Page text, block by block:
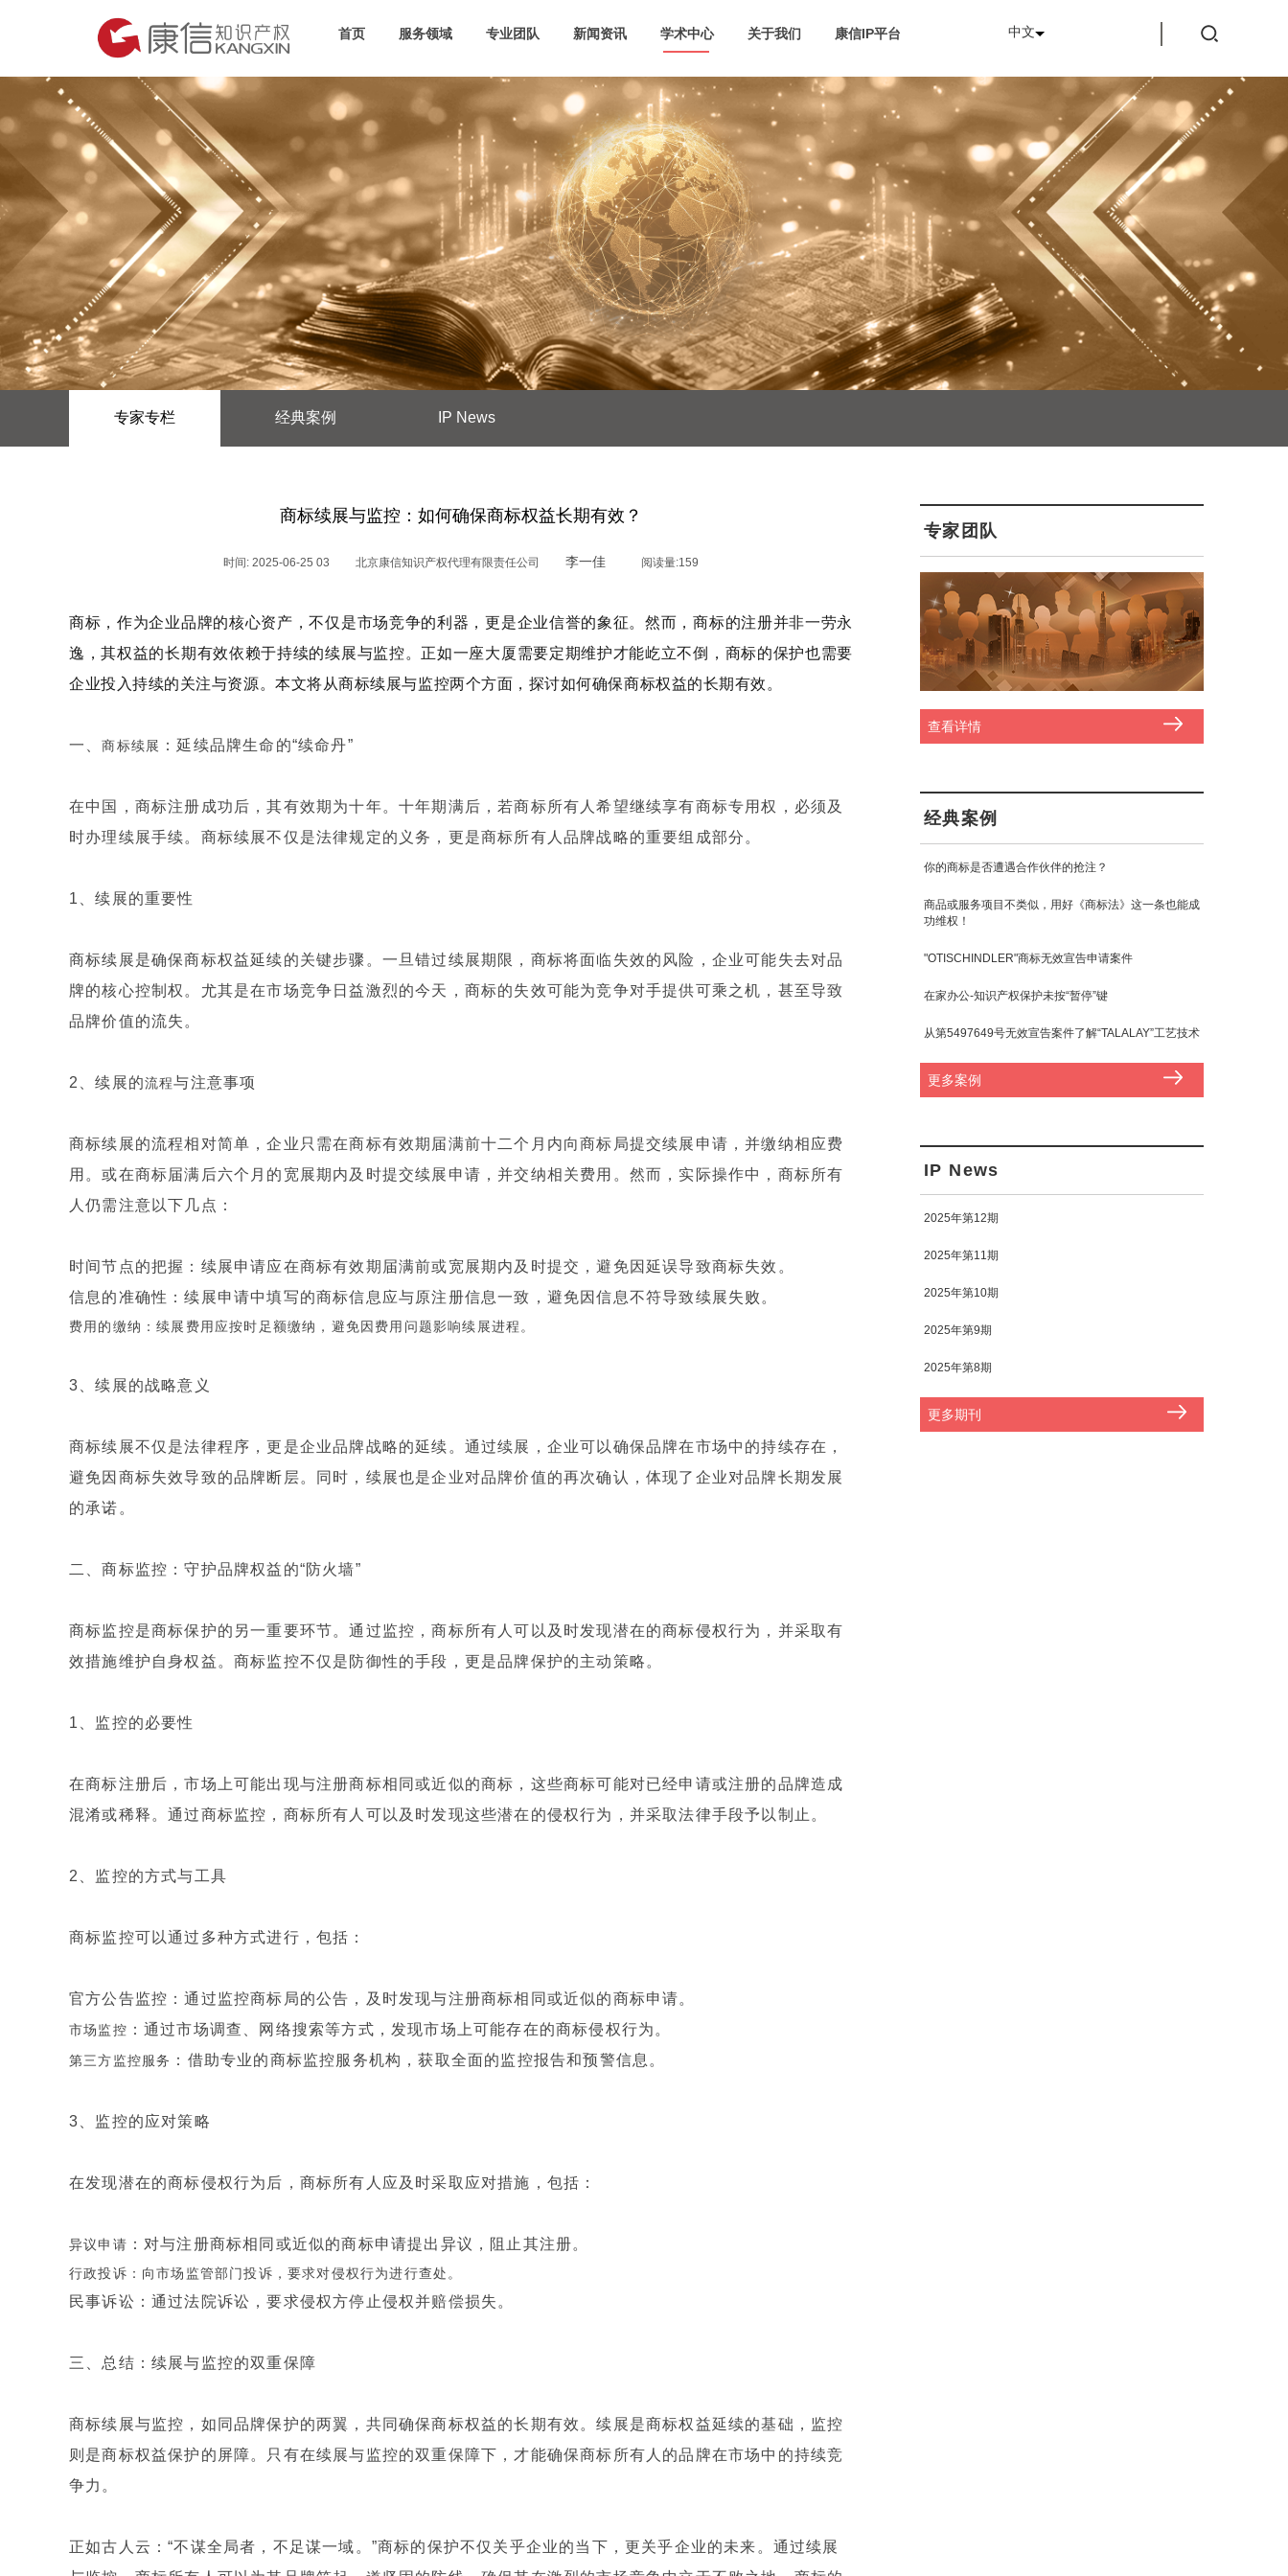
首页 服务领域 专业团队 新闻资讯 学术中心 关于我们 康信IP平台 中文
专家专栏 经典案例 IP News
商标续展与监控：如何确保商标权益长期有效？
时间: 2025-06-25 03 北京康信知识产权代理有限责任公司 李一佳 阅读量:159
商标，作为企业品牌的核心资产，不仅是市场竞争的利器，更是企业信誉的象征。然而，商标的注册并非一劳永
逸，其权益的长期有效依赖于持续的续展与监控。正如一座大厦需要定期维护才能屹立不倒，商标的保护也需要
企业投入持续的关注与资源。本文将从商标续展与监控两个方面，探讨如何确保商标权益的长期有效。
一、商标续展 ：延续品牌生命的“续命丹”
在中国，商标注册成功后，其有效期为十年。十年期满后，若商标所有人希望继续享有商标专用权，必须及
时办理续展手续。商标续展不仅是法律规定的义务，更是商标所有人品牌战略的重要组成部分。
1、续展的重要性
商标续展是确保商标权益延续的关键步骤。一旦错过续展期限，商标将面临失效的风险，企业可能失去对品
牌的核心控制权。尤其是在市场竞争日益激烈的今天，商标的失效可能为竞争对手提供可乘之机，甚至导致
品牌价值的流失。
2、续展的流程与注意事项
商标续展的流程相对简单，企业只需在商标有效期届满前十二个月内向商标局提交续展申请，并缴纳相应费
用。或在商标届满后六个月的宽展期内及时提交续展申请，并交纳相关费用。然而，实际操作中，商标所有
人仍需注意以下几点：
时间节点的把握：续展申请应在商标有效期届满前或宽展期内及时提交，避免因延误导致商标失效。
信息的准确性：续展申请中填写的商标信息应与原注册信息一致，避免因信息不符导致续展失败。
费用的缴纳：续展费用应按时足额缴纳，避免因费用问题影响续展进程。
3、续展的战略意义
商标续展不仅是法律程序，更是企业品牌战略的延续。通过续展，企业可以确保品牌在市场中的持续存在，
避免因商标失效导致的品牌断层。同时，续展也是企业对品牌价值的再次确认，体现了企业对品牌长期发展
的承诺。
二、商标监控：守护品牌权益的“防火墙”
商标监控是商标保护的另一重要环节。通过监控，商标所有人可以及时发现潜在的商标侵权行为，并采取有
效措施维护自身权益。商标监控不仅是防御性的手段，更是品牌保护的主动策略。
1、监控的必要性
在商标注册后，市场上可能出现与注册商标相同或近似的商标，这些商标可能对已经申请或注册的品牌造成
混淆或稀释。通过商标监控，商标所有人可以及时发现这些潜在的侵权行为，并采取法律手段予以制止。
2、监控的方式与工具
商标监控可以通过多种方式进行，包括：
官方公告监控：通过监控商标局的公告，及时发现与注册商标相同或近似的商标申请。
市场监控 ：通过市场调查、网络搜索等方式，发现市场上可能存在的商标侵权行为。
第三方监控服务 ：借助专业的商标监控服务机构，获取全面的监控报告和预警信息。
3、监控的应对策略
在发现潜在的商标侵权行为后，商标所有人应及时采取应对措施，包括：
异议申请 ：对与注册商标相同或近似的商标申请提出异议，阻止其注册。
行政投诉：向市场监管部门投诉，要求对侵权行为进行查处。
民事诉讼：通过法院诉讼，要求侵权方停止侵权并赔偿损失。
三、总结：续展与监控的双重保障
商标续展与监控，如同品牌保护的两翼，共同确保商标权益的长期有效。续展是商标权益延续的基础，监控
则是商标权益保护的屏障。只有在续展与监控的双重保障下，才能确保商标所有人的品牌在市场中的持续竞
争力。
正如古人云：“不谋全局者，不足谋一域。”商标的保护不仅关乎企业的当下，更关乎企业的未来。通过续展
专家团队
查看详情
经典案例
你的商标是否遭遇合作伙伴的抢注？
商品或服务项目不类似，用好《商标法》这一条也能成
功维权！
"OTISCHINDLER"商标无效宣告申请案件
在家办公-知识产权保护未按“暂停”键
从第5497649号无效宣告案件了解“TALALAY”工艺技术
更多案例
IP News
2025年第12期
2025年第11期
2025年第10期
2025年第9期
2025年第8期
更多期刊